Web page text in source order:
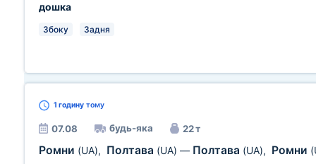
дошка
Збоку Задня
1 годину тому
07.08 будь-яка 22 т
Ромни (UA), Полтава (UA) — Полтава (UA), Ромни